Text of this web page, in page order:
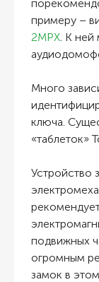
примеру –
2MPX . К
Много
ключа.
«таблеток»
Устройство
подвижных
огромным
замок в